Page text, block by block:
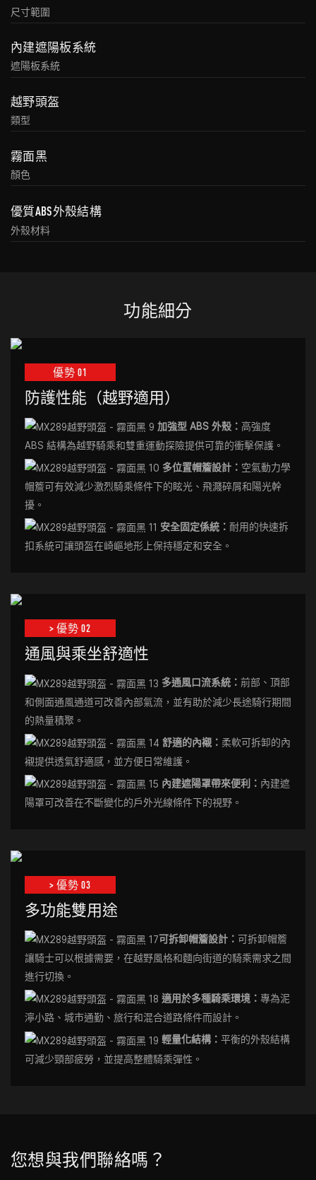
尺寸範圍
內建遮陽板系統
遮陽板系統
越野頭盔
類型
霧面黑
顏色
優質ABS外殼結構
外殼材料
功能細分
優勢 01
防護性能（越野適用）
加強型 ABS 外殼： 高強度
ABS 結構為越野騎乘和雙重運動探險提供可靠的衝擊保護。
多位置帽簷設計： 空氣動力學
帽簷可有效減少激烈騎乘條件下的眩光、飛濺碎屑和陽光幹
擾。
安全固定係統： 耐用的快速拆
扣系統可讓頭盔在崎嶇地形上保持穩定和安全。
> 優勢 02
通風與乘坐舒適性
多通風口流系統： 前部、頂部
和側面通風通道可改善內部氣流，並有助於減少長途騎行期間
的熱量積聚。
舒適的內襯： 柔軟可拆卸的內
襯提供透氣舒適感，並方便日常維護。
內建遮陽罩帶來便利： 內建遮
陽罩可改善在不斷變化的戶外光線條件下的視野。
> 優勢 03
多功能雙用途
可拆卸帽簷設計： 可拆卸帽簷
讓騎士可以根據需要，在越野風格和麵向街道的騎乘需求之間
進行切換。
適用於多種騎乘環境： 專為泥
濘小路、城市通勤、旅行和混合道路條件而設計。
輕量化結構： 平衡的外殼結構
可減少頸部疲勞，並提高整體騎乘彈性。
您想與我們聯絡嗎？